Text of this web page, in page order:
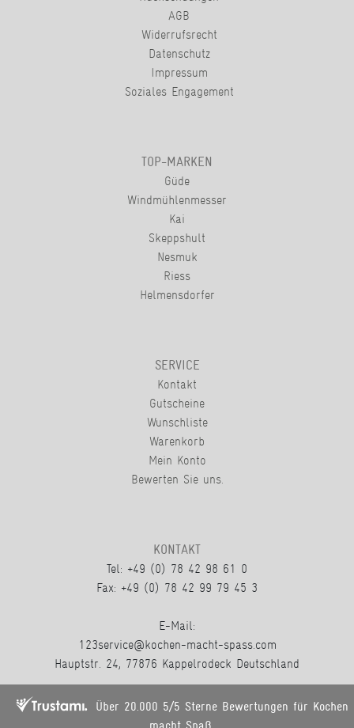
AGB
Widerrufsrecht
Datenschutz
Impressum
Soziales Engagement
TOP-MARKEN
Güde
Windmühlenmesser
Kai
Skeppshult
Nesmuk
Riess
Helmensdorfer
SERVICE
Kontakt
Gutscheine
Wunschliste
Warenkorb
Mein Konto
Bewerten Sie uns.
KONTAKT
Tel: +49 (0) 78 42 98 61 0
Fax: +49 (0) 78 42 99 79 45 3
E-Mail:
123service@kochen-macht-spass.com
Hauptstr. 24, 77876 Kappelrodeck Deutschland
Über 20.000 5/5 Sterne Bewertungen für Kochen